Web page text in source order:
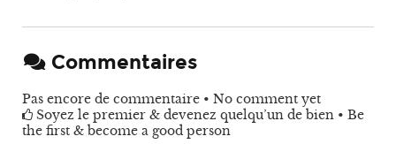
Commentaires
Pas encore de commentaire • No comment yet
Soyez le premier & devenez quelqu’un de bien • Be
the first & become a good person